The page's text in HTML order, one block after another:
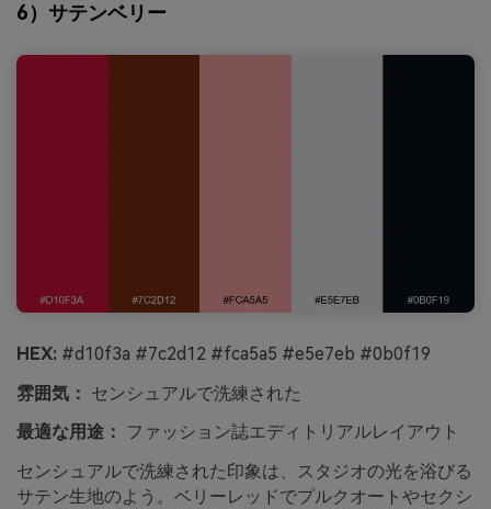
6）サテンベリー
HEX: #d10f3a #7c2d12 #fca5a5 #e5e7eb #0b0f19
雰囲気： センシュアルで洗練された
最適な用途：
ファッション誌エディトリアルレイアウト
センシュアルで洗練された印象は、スタジオの光を浴びる
サテン生地のよう。ベリーレッドでプルクオートやセクシ